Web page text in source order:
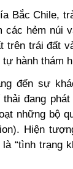
Bắc Chile,
các hẻm núi
trên trái đất
hành thám
đến sự
đang
những bộ
Hiện
là “tình trạng